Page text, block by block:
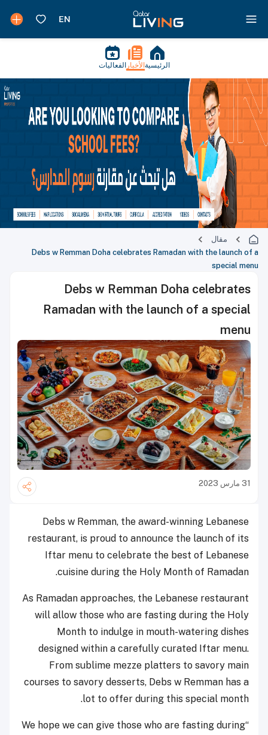
الرئيسية الأخبار الفعاليات
مقال
Debs w Remman Doha celebrates Ramadan with the launch of a
special menu
Debs w Remman Doha celebrates
Ramadan with the launch of a special
menu
31 مارس 2023
Debs w Remman, the award-winning Lebanese
restaurant, is proud to announce the launch of its
Iftar menu to celebrate the best of Lebanese
cuisine during the Holy Month of Ramadan.
As Ramadan approaches, the Lebanese restaurant
will allow those who are fasting during the Holy
Month to indulge in mouth-watering dishes
designed within a carefully curated Iftar menu.
From sublime mezze platters to savory main
courses to savory desserts, Debs w Remman has a
lot to offer during this special month.
“We hope we can give those who are fasting during